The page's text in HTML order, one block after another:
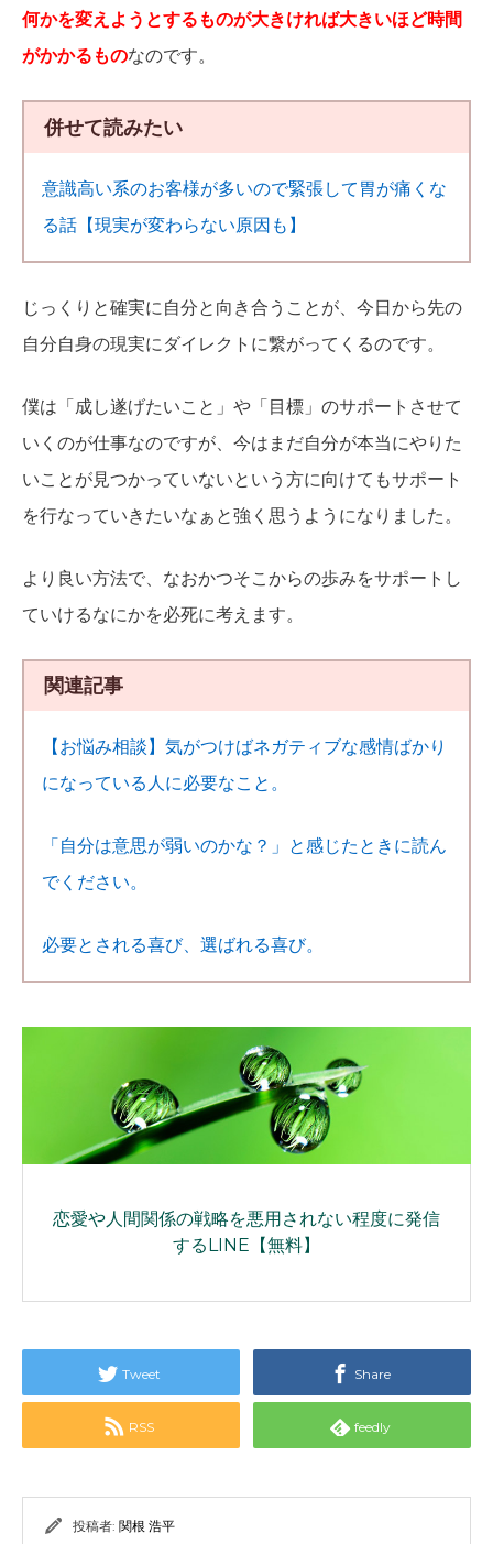
何かを変えようとするものが大きければ大きいほど時間
がかかるものなのです。
併せて読みたい
意識高い系のお客様が多いので緊張して胃が痛くな
る話【現実が変わらない原因も】
じっくりと確実に自分と向き合うことが、今日から先の
自分自身の現実にダイレクトに繋がってくるのです。
僕は「成し遂げたいこと」や「目標」のサポートさせて
いくのが仕事なのですが、今はまだ自分が本当にやりた
いことが見つかっていないという方に向けてもサポート
を行なっていきたいなぁと強く思うようになりました。
より良い方法で、なおかつそこからの歩みをサポートし
ていけるなにかを必死に考えます。
関連記事
【お悩み相談】気がつけばネガティブな感情ばかり
になっている人に必要なこと。
「自分は意思が弱いのかな？」と感じたときに読ん
でください。
必要とされる喜び、選ばれる喜び。
恋愛や人間関係の戦略を悪用されない程度に発信
するLINE【無料】
Tweet Share
RSS feedly
投稿者: 関根 浩平